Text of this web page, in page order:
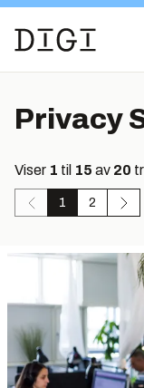
Privacy
Viser 1 til 15 av 20
1 2